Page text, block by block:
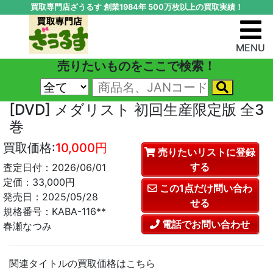
買取専門店ざうるす 創業1984年 500万枚以上の買取実績！
MENU
売りたいものをここで検索！
[DVD] メダリスト 初回生産限定版 全3
巻
買取価格:10,000円
査定日付：2026/06/01
定価：33,000円
発売日：2025/05/28
規格番号：KABA-116**
春瀬なつみ
売りたいリストに登録
する
この1点だけ問い合わ
せる
電話でお問い合わせ
関連タイトルの買取価格はこちら